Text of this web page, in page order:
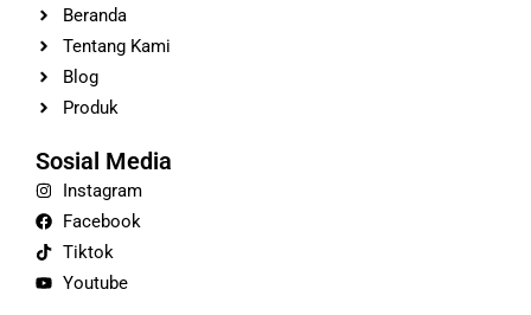
Beranda
Tentang Kami
Blog
Produk
Sosial Media
Instagram
Facebook
Tiktok
Youtube